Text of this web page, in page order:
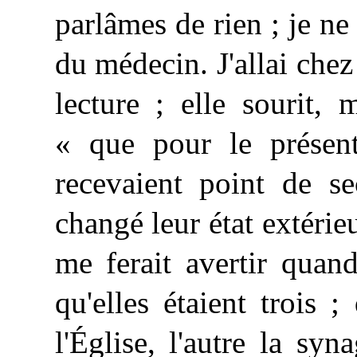
parlâmes de rien ; je
du médecin. J'allai
lecture ; elle sourit,
« que pour le
recevaient point de
changé leur état
me ferait avertir
qu'elles étaient trois ;
l'Église, l'autre la